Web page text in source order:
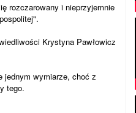
rozczarowany i nieprzyjemnie
Krystyna Pawłowicz
jednym wymiarze, choć z
tego.